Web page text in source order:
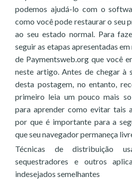
podemos ajudá-lo com o
como você pode restaurar o seu
ao seu estado normal. Para
seguir as etapas apresentadas
de Paymentsweb.org que você
neste artigo. Antes de chegar à
desta postagem, no entanto,
primeiro leia um pouco mais
para aprender como evitar tais
por que é importante para a
que seu navegador permaneça
Técnicas de distribuição
sequestradores e outros
indesejados semelhantes